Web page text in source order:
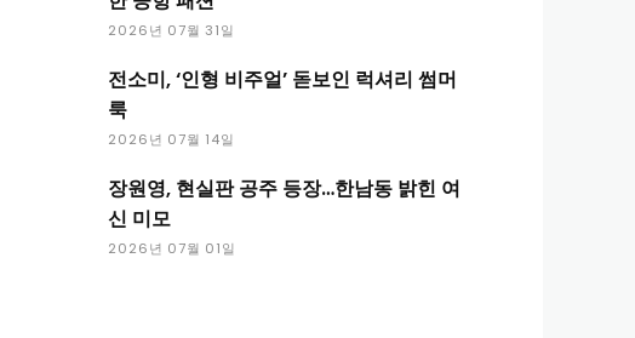
2026년 07월 31일
전소미, ‘인형 비주얼’ 돋보인 럭셔리 썸머
룩
2026년 07월 14일
장원영, 현실판 공주 등장…한남동 밝힌 여
신 미모
2026년 07월 01일